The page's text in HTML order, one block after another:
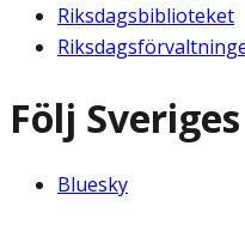
Riksdagsbiblioteket
Följ
Bluesky